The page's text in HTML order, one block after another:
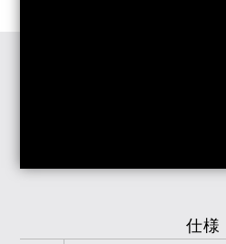
仕様